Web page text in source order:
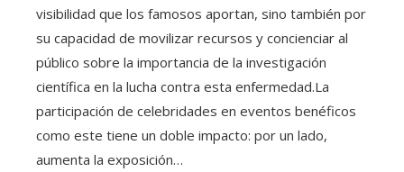
visibilidad que los famosos aportan, sino también por
su capacidad de movilizar recursos y concienciar al
público sobre la importancia de la investigación
científica en la lucha contra esta enfermedad.La
participación de celebridades en eventos benéficos
como este tiene un doble impacto: por un lado,
aumenta la exposición…